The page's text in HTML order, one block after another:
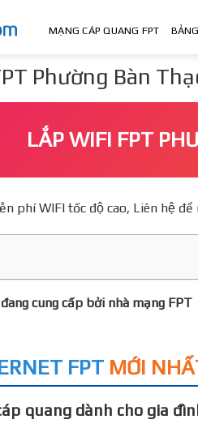
MẠNG CÁP QUANG FPT
Phường Bàn
LẮP WIFI FPT
phí WIFI tốc độ cao, Liên hệ
cung cấp bởi nhà mạng FPT
FPT MỚI
quang dành cho gia